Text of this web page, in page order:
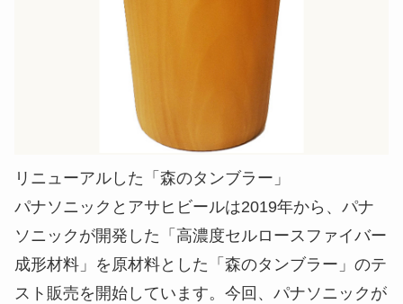
リニューアルした「森のタンブラー」
パナソニックとアサヒビールは2019年から、パナ
ソニックが開発した「高濃度セルロースファイバー
成形材料」を原材料とした「森のタンブラー」のテ
スト販売を開始しています。今回、パナソニックが